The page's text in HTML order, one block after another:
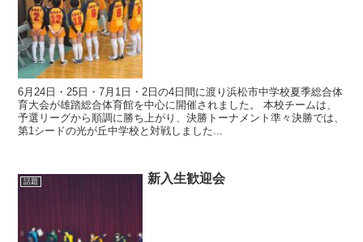
6月24日・25日・7月1日・2日の4日間に渡り浜松市中学校夏季総合体
育大会が雄踏総合体育館を中心に開催されました。 本校チームは、
予選リーグから順調に勝ち上がり、決勝トーナメント準々決勝では、
第1シードの光が丘中学校と対戦しました...
話題 新入生歓迎会